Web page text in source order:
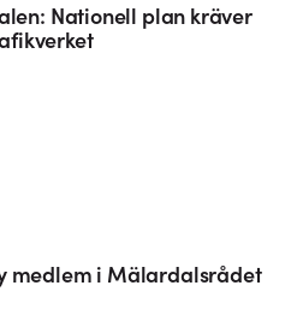
Nationell plan kräver
medlem i Mälardalsrådet